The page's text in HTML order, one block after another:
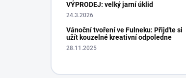
VÝPRODEJ: velký jarní úklid
24.3.2026
Vánoční tvoření ve Fulneku: Přijďte si
užít kouzelné kreativní odpoledne
28.11.2025